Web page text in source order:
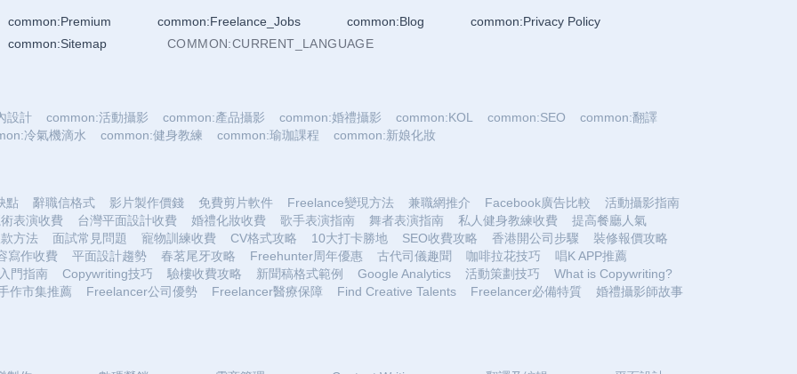
common:Premium common:Freelance_Jobs common:Blog
common:Privacy Policy
common:Sitemap
COMMON:CURRENT_LANGUAGE
設計 common:活動攝影 common:產品攝影 common:婚禮攝影 common:KOL common:SEO
common:翻譯
冷氣機滴水
common:健身教練 common:瑜珈課程 common:新娘化妝
點 辭職信格式 影片製作價錢 免費剪片軟件 Freelance變現方法 兼職網推介 Facebook廣告比較
活動攝影指南
表演收費
台灣平面設計收費 婚禮化妝收費 歌手表演指南 舞者表演指南 私人健身教練收費
提高餐廳人氣
方法
面試常見問題 寵物訓練收費 CV格式攻略 10大打卡勝地 SEO收費攻略 香港開公司步驟
裝修報價攻略
寫作收費
平面設計趨勢 春茗尾牙攻略 Freehunter周年優惠 古代司儀趣聞 咖啡拉花技巧
唱K APP推薦
門指南
Copywriting技巧 驗樓收費攻略 新聞稿格式範例 Google Analytics 活動策劃技巧
What is Copywriting?
作市集推薦
Freelancer公司優勢 Freelancer醫療保障 Find Creative Talents Freelancer必備特質 婚禮攝影師故事